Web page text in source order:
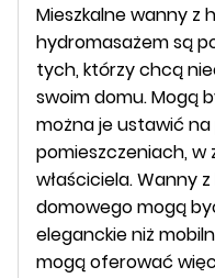
Mieszkalne wanny z
hydromasażem są
tych, którzy chcą
swoim domu. Mogą
można je ustawić na
pomieszczeniach, w
właściciela. Wanny
domowego mogą
eleganckie niż
mogą oferować